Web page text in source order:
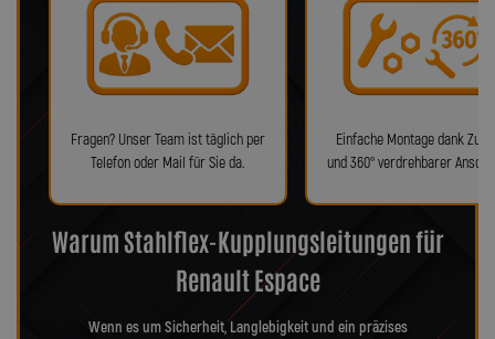
Fragen? Unser Team ist täglich per
Telefon oder Mail für Sie da.
Einfache Montage dank
und 360° verdrehbarer
Warum Stahlflex-Kupplungsleitungen für
Renault Espace
Wenn es um Sicherheit, Langlebigkeit und ein präzises